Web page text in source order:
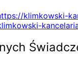
klimkowski-